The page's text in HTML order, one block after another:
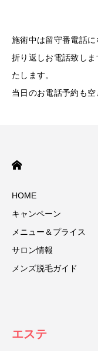
施術中は留守番電話に
折り返しお電話致し
たします。
当日のお電話予約も空
HOME
キャンペーン
メニュー＆プライス
サロン情報
メンズ脱毛ガイド
エステ